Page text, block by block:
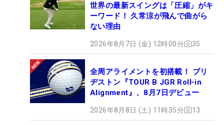
世界の最新スイングは「圧縮」がキ
ーワード！ 久常涼が飛んで曲がら
ない理由
2026年8月7日 (金) 12時00分 35
全周アライメントを初搭載！ ブリ
ヂストン『TOUR B JGR Roll-in
Alignment』、8月7日デビュー
2026年8月8日 (土) 11時35分 13